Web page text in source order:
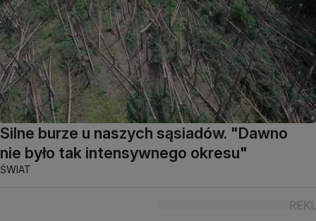
Silne burze u naszych sąsiadów. "Dawno
nie było tak intensywnego okresu"
ŚWIAT